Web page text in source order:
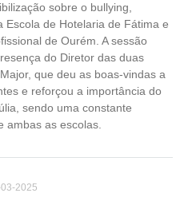
sobre o bullying,
Escola de Hotelaria de Fátima e
de Ourém. A sessão
do Diretor das duas
que deu as boas-vindas a
e reforçou a importância do
sendo uma constante
ambas as escolas.
2025